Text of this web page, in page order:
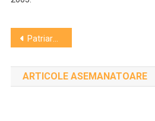
Navigare
în
articole
Patriarhia Română: Sfânta Lumină va fi adusă de la Ierusalim, în Sâmbăta Mare
ARTICOLE ASEMANATOARE